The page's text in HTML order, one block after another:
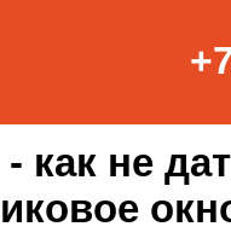
как не